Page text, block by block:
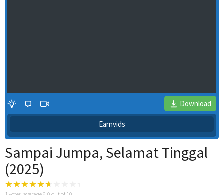
Download
Earnvids
Sampai Jumpa, Selamat Tinggal
(2025)